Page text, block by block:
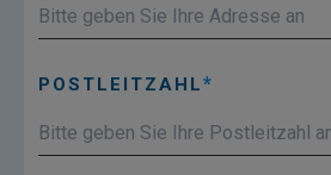
POSTLEITZAHL